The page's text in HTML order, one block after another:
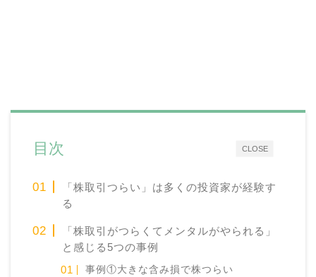
CLOSE
目次
「株取引つらい」は多くの投資家が経験す
る
「株取引がつらくてメンタルがやられる」
と感じる5つの事例
事例①大きな含み損で株つらい